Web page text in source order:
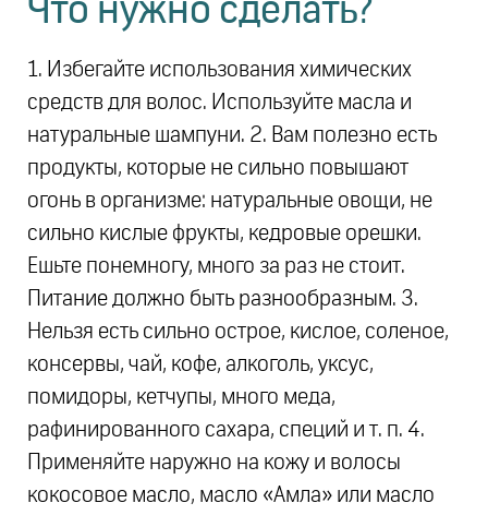
Что нужно сделать?
1. Избегайте использования химических
средств для волос. Используйте масла и
натуральные шампуни. 2. Вам полезно есть
продукты, которые не сильно повышают
огонь в организме: натуральные овощи, не
сильно кислые фрукты, кедровые орешки.
Ешьте понемногу, много за раз не стоит.
Питание должно быть разнообразным. 3.
Нельзя есть сильно острое, кислое, соленое,
консервы, чай, кофе, алкоголь, уксус,
помидоры, кетчупы, много меда,
рафинированного сахара, специй и т. п. 4.
Применяйте наружно на кожу и волосы
кокосовое масло, масло «Амла» или масло